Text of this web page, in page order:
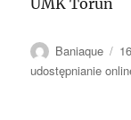
UMK Toruń
Autor
Baniaque
udostępnianie